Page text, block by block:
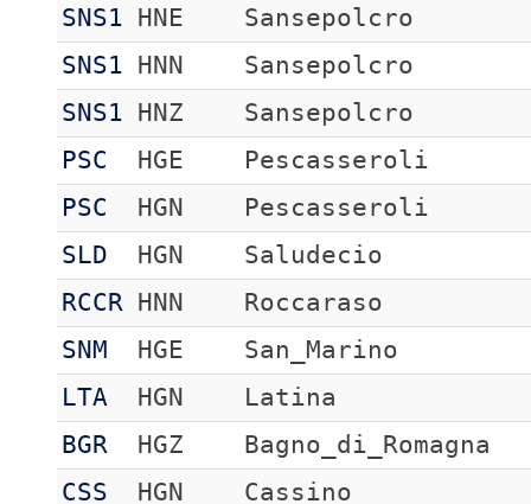
SNS1 HNE
Sansepolcro
SNS1
HNN
Sansepolcro
SNS1
HNZ
Sansepolcro
PSC
HGE
Pescasseroli
PSC
HGN
Pescasseroli
SLD
HGN
Saludecio
RCCR
HNN
Roccaraso
SNM
HGE
San_Marino
LTA
HGN
Latina
BGR
HGZ
Bagno_di_Romagna
CSS
HGN
Cassino